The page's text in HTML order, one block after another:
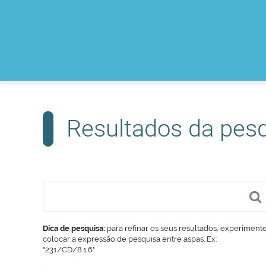
Resultados da
Dica de pesquisa: para refinar os seus resultados,
colocar a expressão de pesquisa entre aspas. Ex:
"231/CD/8.1.6"